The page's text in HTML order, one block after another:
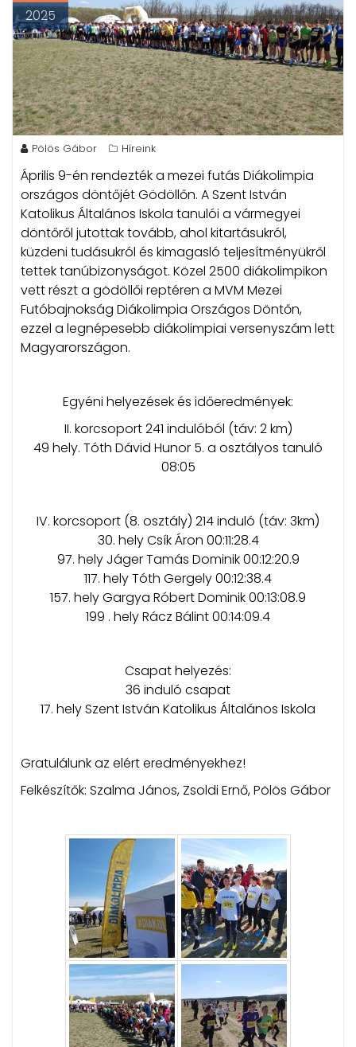
2025
Pölös Gábor Híreink
Április 9-én rendezték a mezei futás Diákolimpia
országos döntőjét Gödöllőn. A Szent István
Katolikus Általános Iskola tanulói a vármegyei
döntőről jutottak tovább, ahol kitartásukról,
küzdeni tudásukról és kimagasló teljesítményükről
tettek tanúbizonyságot. Közel 2500 diákolimpikon
vett részt a gödöllői reptéren a MVM Mezei
Futóbajnokság Diákolimpia Országos Döntőn,
ezzel a legnépesebb diákolimpiai versenyszám lett
Magyarországon.
Egyéni helyezések és időeredmények:
II. korcsoport 241 indulóból (táv: 2 km)
49 hely. Tóth Dávid Hunor 5. a osztályos tanuló
08:05
IV. korcsoport (8. osztály) 214 induló (táv: 3km)
30. hely Csík Áron 00:11:28.4
97. hely Jáger Tamás Dominik 00:12:20.9
117. hely Tóth Gergely 00:12:38.4
157. hely Gargya Róbert Dominik 00:13:08.9
199 . hely Rácz Bálint 00:14:09.4
Csapat helyezés:
36 induló csapat
17. hely Szent István Katolikus Általános Iskola
Gratulálunk az elért eredményekhez!
Felkészítők: Szalma János, Zsoldi Ernő, Pölös Gábor